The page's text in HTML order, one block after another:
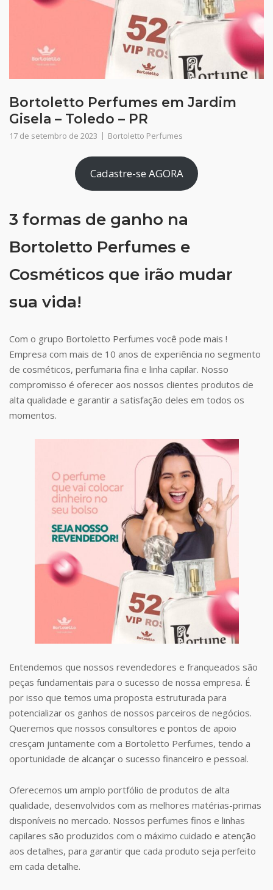
Bortoletto Perfumes em Jardim
Gisela – Toledo – PR
17 de setembro de 2023 Bortoletto Perfumes
Cadastre-se AGORA
3 formas de ganho na
Bortoletto Perfumes e
Cosméticos que irão mudar
sua vida!
Com o grupo Bortoletto Perfumes você pode mais !
Empresa com mais de 10 anos de experiência no segmento
de cosméticos, perfumaria fina e linha capilar. Nosso
compromisso é oferecer aos nossos clientes produtos de
alta qualidade e garantir a satisfação deles em todos os
momentos.
Entendemos que nossos revendedores e franqueados são
peças fundamentais para o sucesso de nossa empresa. É
por isso que temos uma proposta estruturada para
potencializar os ganhos de nossos parceiros de negócios.
Queremos que nossos consultores e pontos de apoio
cresçam juntamente com a Bortoletto Perfumes, tendo a
oportunidade de alcançar o sucesso financeiro e pessoal.
Oferecemos um amplo portfólio de produtos de alta
qualidade, desenvolvidos com as melhores matérias-primas
disponíveis no mercado. Nossos perfumes finos e linhas
capilares são produzidos com o máximo cuidado e atenção
aos detalhes, para garantir que cada produto seja perfeito
em cada detalhe.